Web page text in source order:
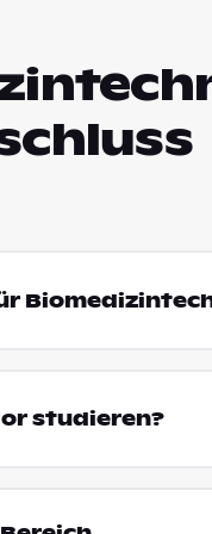
studieren?